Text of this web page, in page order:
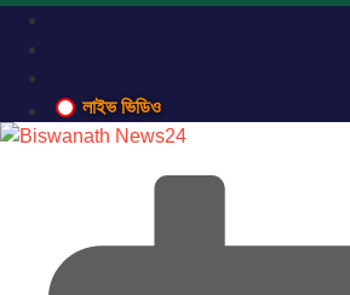
লাইভ ভিডিও